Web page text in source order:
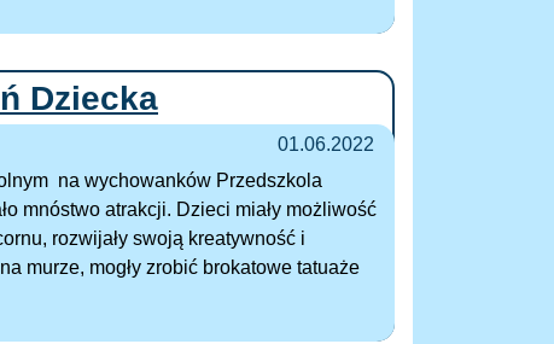
Dziecka
01.06.2022
na wychowanków Przedszkola
mnóstwo atrakcji. Dzieci miały możliwość
rozwijały swoją kreatywność i
murze, mogły zrobić brokatowe tatuaże